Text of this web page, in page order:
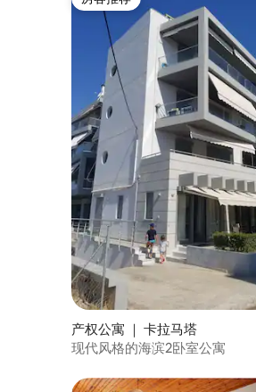
房客推荐
产权公寓 ｜ 卡拉马塔
现代风格的海滨2卧室公寓